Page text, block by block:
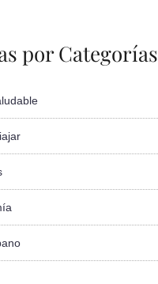
por Categorías